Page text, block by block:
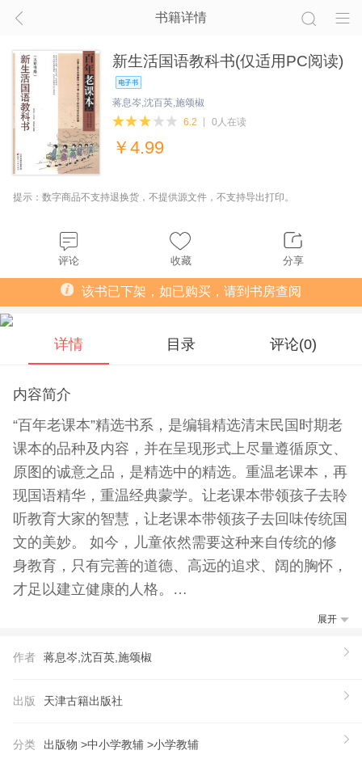
书籍详情
新生活国语教科书(仅适用PC阅读)
蒋息岑,沈百英,施颂椒
6.2
0人在读
￥ 4.99
提示：数字商品不支持退换货，不提供源文件，不支持导出打印。
评论 收藏 分享
该书已下架，如已购买，请到书房查阅
详情 目录 评论(0)
内容简介
“百年老课本”精选书系，是编辑精选清末民国时期老
课本的品种及内容，并在呈现形式上尽量遵循原文、
原图的诚意之品，是精选中的精选。重温老课本，再
现国语精华，重温经典蒙学。让老课本带领孩子去聆
听教育大家的智慧，让老课本带领孩子去回味传统国
文的美妙。 如今，儿童依然需要这种来自传统的修
身教育，只有完善的道德、高远的追求、阔的胸怀，
才足以建立健康的人格。
生活情趣和心理习惯，弥补当下教科书知识的缺憾。
貌，繁简对照，适宜阅读*早的国民教育课本，民主
勾起的不仅是人们对那个久远年代的回忆，更有人们
展开
作者 蒋息岑,沈百英,施颂椒
出版 天津古籍出版社
分类 出版物 >中小学教辅 >小学教辅